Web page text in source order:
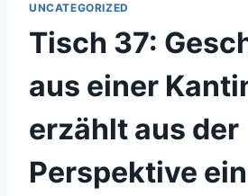
UNCATEGORIZED
Tisch 37:
aus einer
erzählt aus der
Perspektive